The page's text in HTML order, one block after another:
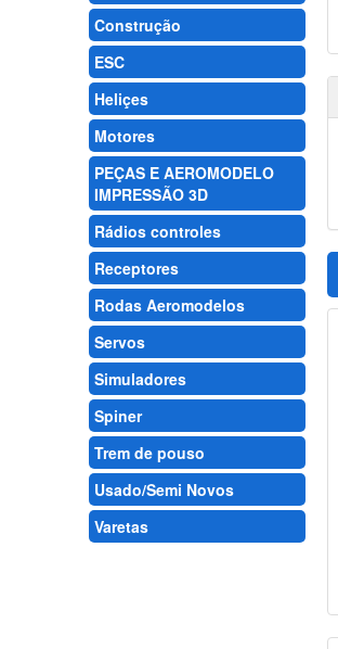
Construção
ESC
Heliçes
Motores
PEÇAS E AEROMODELO
IMPRESSÃO 3D
Rádios controles
Receptores
Rodas Aeromodelos
Servos
Simuladores
Spiner
Trem de pouso
Usado/Semi Novos
Varetas